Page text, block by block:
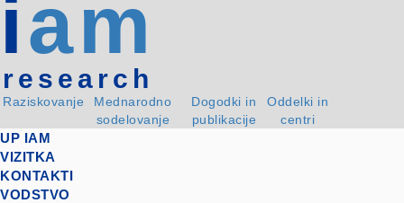
iam
research
Raziskovanje
Mednarodno
sodelovanje
Dogodki in
publikacije
Oddelki in
centri
UP IAM
VIZITKA
KONTAKTI
VODSTVO